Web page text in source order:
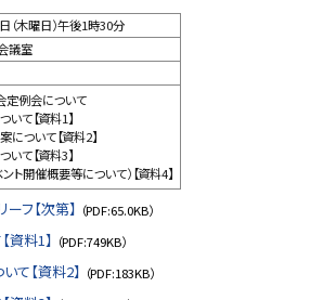
（木曜日）午後1時30分
議室
定例会について
て【資料1】
について【資料2】
て【資料3】
ト開催概要等について）【資料4】
フ【次第】 （PDF:65.0KB）
資料1】 （PDF:749KB）
て【資料2】 （PDF:183KB）